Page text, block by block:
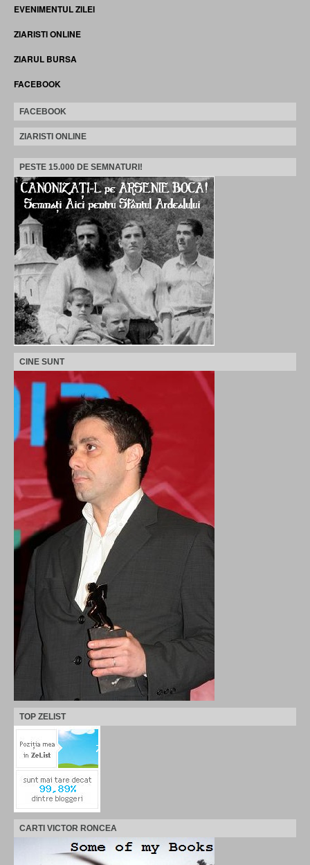
EVENIMENTUL ZILEI
ZIARISTI ONLINE
ZIARUL BURSA
FACEBOOK
FACEBOOK
ZIARISTI ONLINE
PESTE 15.000 DE SEMNATURI!
CINE SUNT
TOP ZELIST
CARTI VICTOR RONCEA